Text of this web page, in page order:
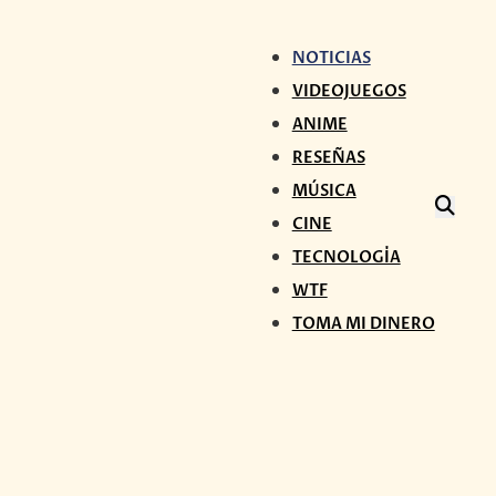
NOTICIAS
VIDEOJUEGOS
ANIME
RESEÑAS
MÚSICA
CINE
TECNOLOGÍA
WTF
TOMA MI DINERO